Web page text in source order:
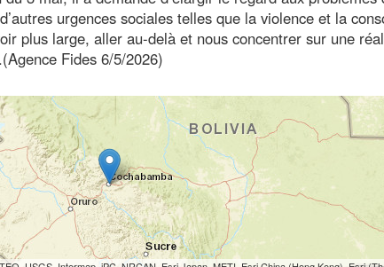
urgences sociales telles que la violence et la
plus large, aller au-delà et nous concentrer sur une
Fides 6/5/2026)